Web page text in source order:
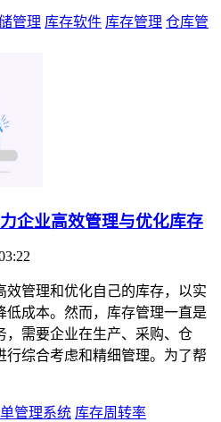
管理 库存软件 库存管理 仓库管
企业高效管理与优化库存
效管理和优化自己的库存，以实
低成本。然而，库存管理一直是
，需要企业在生产、采购、仓
行综合考虑和精细管理。为了帮
管理系统 库存周转率